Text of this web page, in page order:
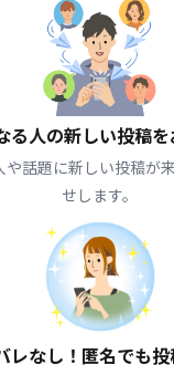
る人の新しい投稿
や話題に新しい投稿が
せします。
レなし！匿名でも